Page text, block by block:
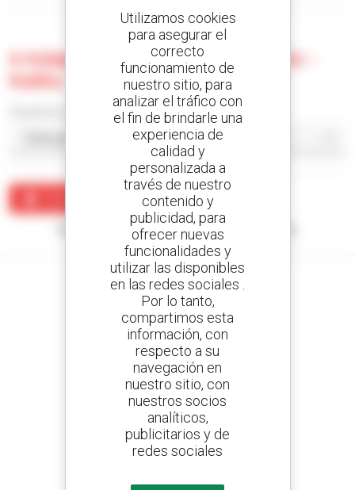
0 máquina usada en Eazi Access -
Kathu
Ningún resultado corresponde con su búsqueda.
Cree sus alertas
y reciba anuncios de equipos de ocasión
800 concesionarios
Manitou por todo el mundo
Utilizamos cookies
para asegurar el
correcto
funcionamiento de
nuestro sitio, para
analizar el tráfico con
el fin de brindarle una
experiencia de
calidad y
personalizada a
través de nuestro
contenido y
publicidad, para
ofrecer nuevas
funcionalidades y
utilizar las disponibles
en las redes sociales .
Por lo tanto,
compartimos esta
información, con
respecto a su
navegación en
nuestro sitio, con
nuestros socios
analíticos,
publicitarios y de
redes sociales